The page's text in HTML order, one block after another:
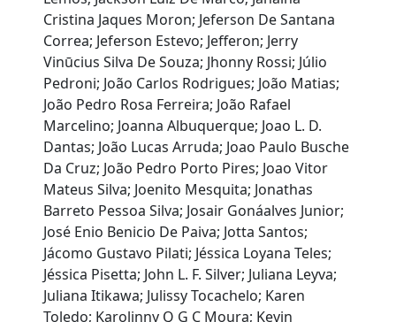
Cristina Jaques Moron; Jeferson De Santana
Correa; Jeferson Estevo; Jefferon; Jerry
Vinūcius Silva De Souza; Jhonny Rossi; Júlio
Pedroni; João Carlos Rodrigues; João Matias;
João Pedro Rosa Ferreira; João Rafael
Marcelino; Joanna Albuquerque; Joao L. D.
Dantas; João Lucas Arruda; Joao Paulo Busche
Da Cruz; João Pedro Porto Pires; Joao Vitor
Mateus Silva; Joenito Mesquita; Jonathas
Barreto Pessoa Silva; Josair Gonáalves Junior;
José Enio Benicio De Paiva; Jotta Santos;
Jácomo Gustavo Pilati; Jéssica Loyana Teles;
Jéssica Pisetta; John L. F. Silver; Juliana Leyva;
Juliana Itikawa; Julissy Tocachelo; Karen
Toledo; Karolinny Q G C Moura; Kevin